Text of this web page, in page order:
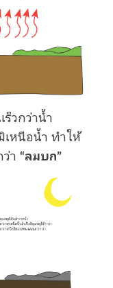
วกว่าน้ำ
หนือน้ำ ทำให้
า “ลมบก”